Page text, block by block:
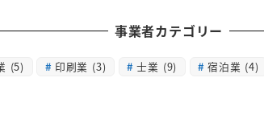
事業者カテゴリー
(5) 印刷業 (3) 士業 (9) 宿泊業 (4)